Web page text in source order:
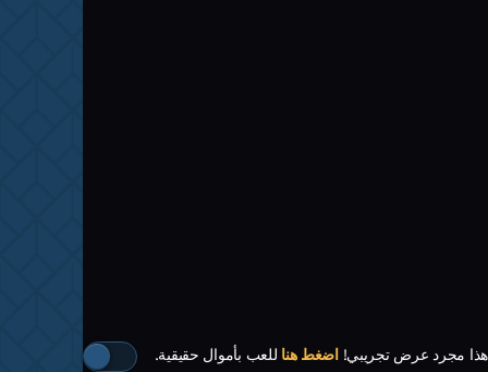
هذا مجرد عرض تجريبي! اضغط هنا للعب بأموال حقيقية.